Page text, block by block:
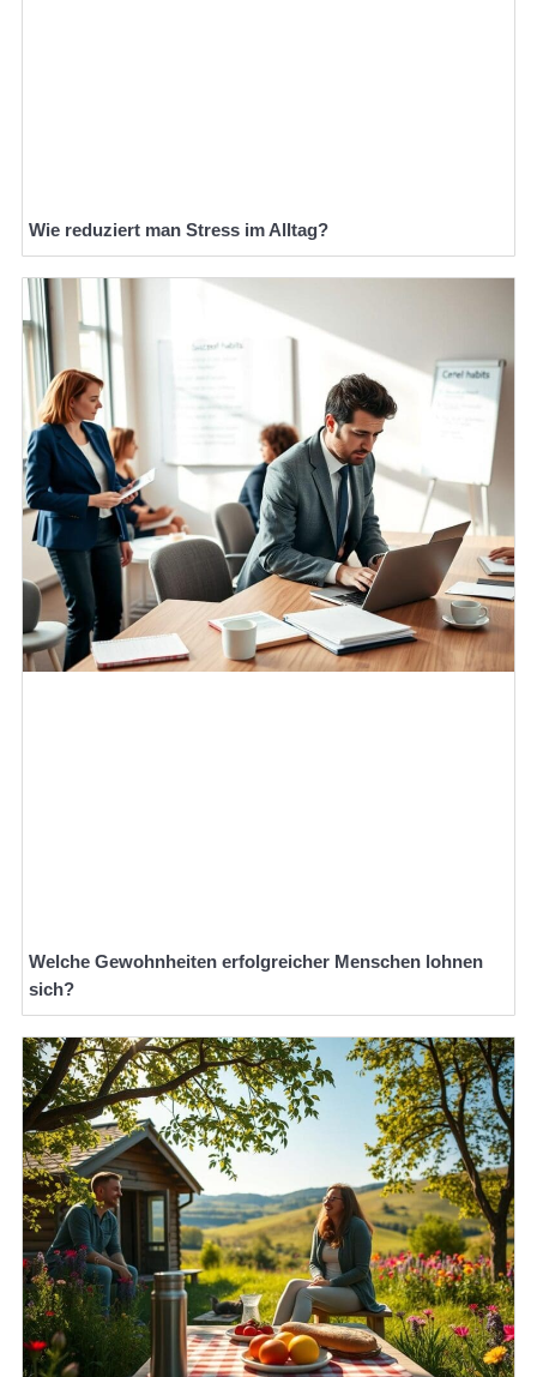
Wie reduziert man Stress im Alltag?
Welche Gewohnheiten erfolgreicher Menschen lohnen
sich?